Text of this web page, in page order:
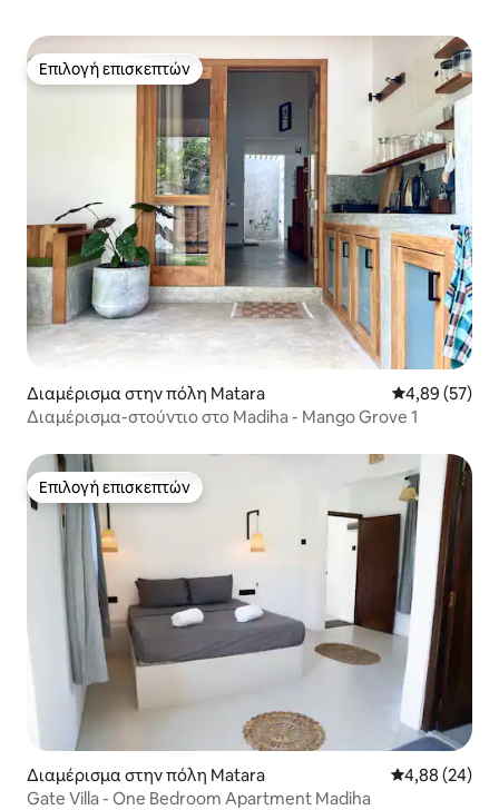
Επιλογή επισκεπτών
Επιλογή επισκεπτών
Διαμέρισμα στην πόλη Matara Μέση
4,89 (57)
Διαμέρισμα-στούντιο στο Madiha - Mango Grove 1
Επιλογή επισκεπτών
Επιλογή επισκεπτών
Διαμέρισμα στην πόλη Matara Μέση
4,88 (24)
Gate Villa - One Bedroom Apartment Madiha